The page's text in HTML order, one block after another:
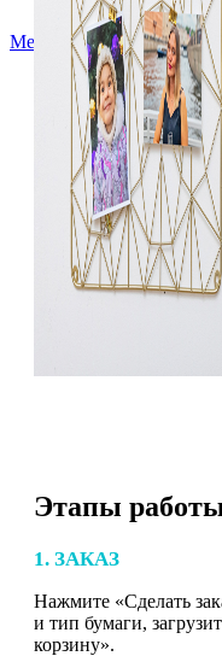
Меню
Этапы
1. ЗАКАЗ
Нажмите «Сделать
и тип бумаги,
корзину».